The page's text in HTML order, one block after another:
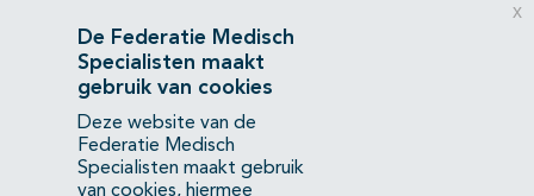
Privacyverklaring
Contact
Mercatorlaan 1200
3528 BL Utrecht
De Federatie Medisch
Specialisten maakt
gebruik van cookies
Deze website van de
Federatie Medisch
Specialisten maakt gebruik
van cookies, hiermee
x